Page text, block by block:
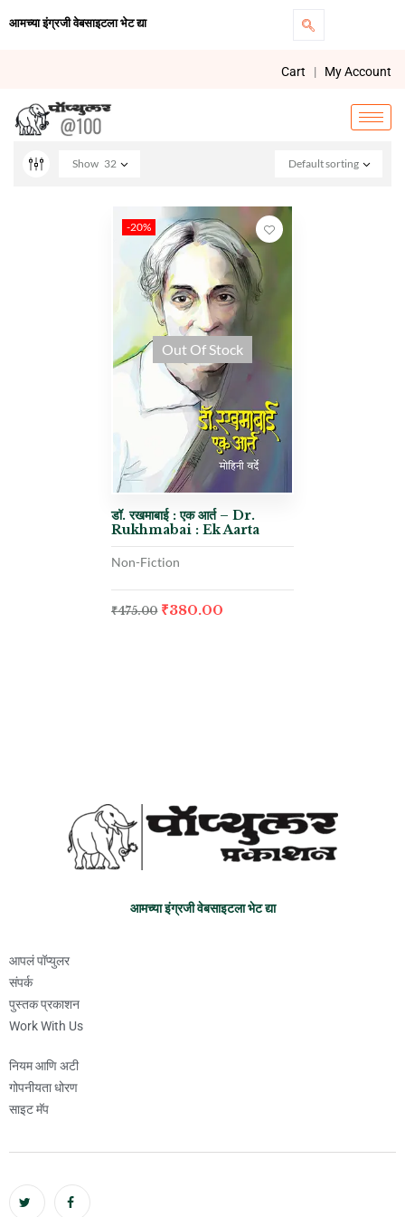
आमच्या इंग्रजी वेबसाइटला भेट द्या
Cart | My Account
Default sorting
Show 32
-20%
Out Of Stock
डॉ. रखमाबाई : एक आर्त – Dr.
Rukhmabai : Ek Aarta
Non-Fiction
₹475.00 ₹380.00
आमच्या इंग्रजी वेबसाइटला भेट द्या
आपलं पॉप्युलर
संपर्क
पुस्तक प्रकाशन
Work With Us
नियम आणि अटी
गोपनीयता धोरण
साइट मॅप